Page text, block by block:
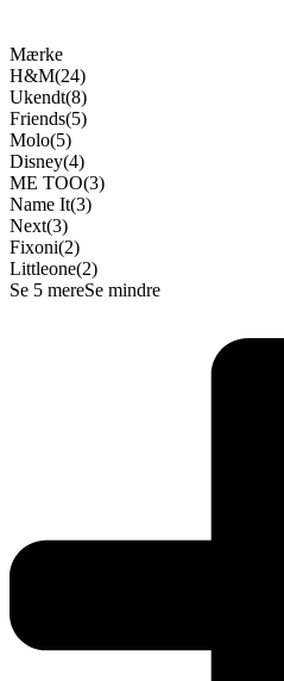
Mærke
H&M(24)
Ukendt(8)
Friends(5)
Molo(5)
Disney(4)
ME TOO(3)
Name It(3)
Next(3)
Fixoni(2)
Littleone(2)
Se 5 mereSe mindre